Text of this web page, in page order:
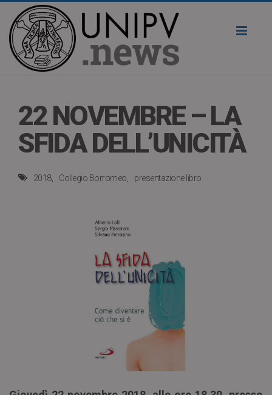
22 NOVEMBRE – LA
SFIDA DELL’UNICITÀ
2018 Collegio Borromeo presentazione libro